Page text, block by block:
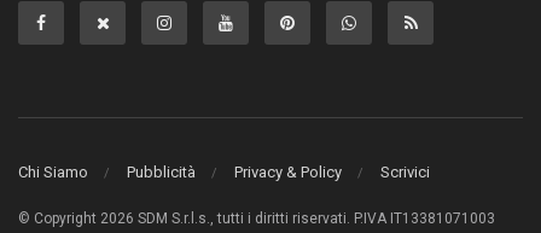
Chi Siamo Pubblicità Privacy & Policy Scrivici
© Copyright 2026 SDM S.r.l.s., tutti i diritti riservati. P.IVA IT13381071003